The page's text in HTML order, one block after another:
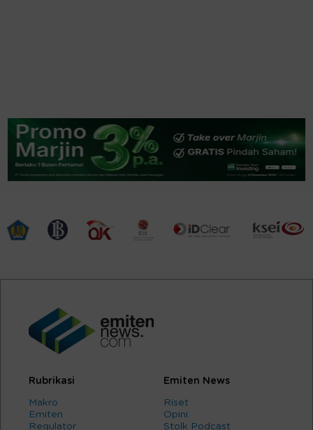
Rubrikasi
Makro
Emiten
Regulator
Emiten News
Riset
Opini
Stolk Podcast